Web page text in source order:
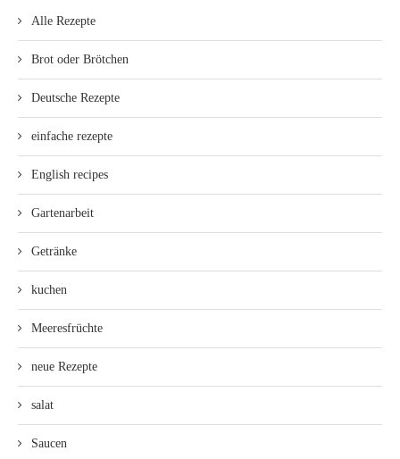
Alle Rezepte
Brot oder Brötchen
Deutsche Rezepte
einfache rezepte
English recipes
Gartenarbeit
Getränke
kuchen
Meeresfrüchte
neue Rezepte
salat
Saucen